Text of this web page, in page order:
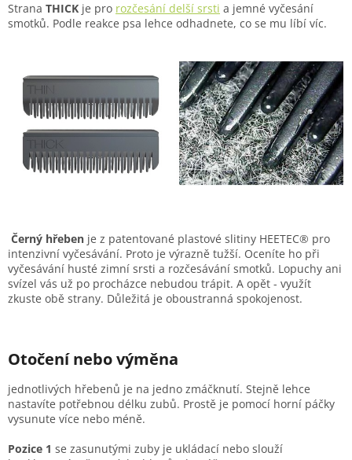
Strana THICK je pro rozčesání delší srsti a jemné vyčesání
smotků. Podle reakce psa lehce odhadnete, co se mu líbí víc.
Černý hřeben je z patentované plastové slitiny HEETEC® pro
intenzivní vyčesávání. Proto je výrazně tužší. Oceníte ho při
vyčesávání husté zimní srsti a rozčesávání smotků. Lopuchy ani
svízel vás už po procházce nebudou trápit. A opět - využít
zkuste obě strany. Důležitá je oboustranná spokojenost.
Otočení nebo výměna
jednotlivých hřebenů je na jedno zmáčknutí. Stejně lehce
nastavíte potřebnou délku zubů. Prostě je pomocí horní páčky
vysunute více nebo méně.
Pozice 1 se zasunutými zuby je ukládací nebo slouží